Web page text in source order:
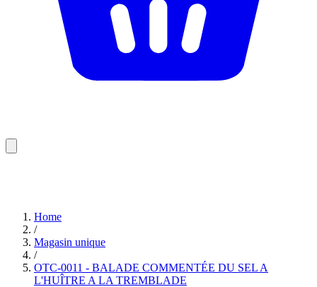
Home
/
Magasin unique
/
OTC-0011 - BALADE COMMENTÉE DU SEL A
L'HUÎTRE A LA TREMBLADE